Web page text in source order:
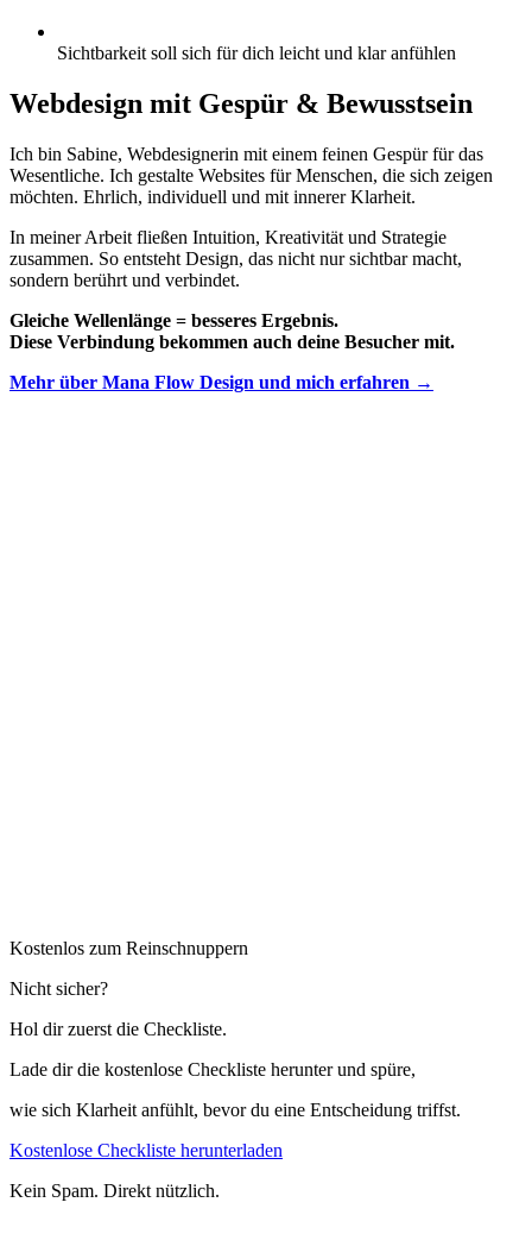
Sichtbarkeit soll sich für dich leicht und klar anfühlen
Webdesign mit Gespür & Bewusstsein
Ich bin Sabine, Webdesignerin mit einem feinen Gespür für das
Wesentliche. Ich gestalte Websites für Menschen, die sich zeigen
möchten. Ehrlich, individuell und mit innerer Klarheit.
In meiner Arbeit fließen Intuition, Kreativität und Strategie
zusammen. So entsteht Design, das nicht nur sichtbar macht,
sondern berührt und verbindet.
Gleiche Wellenlänge = besseres Ergebnis.
Diese Verbindung bekommen auch deine Besucher mit.
Mehr über Mana Flow Design und mich erfahren →
Kostenlos zum Reinschnuppern
Nicht sicher?
Hol dir zuerst die Checkliste.
Lade dir die kostenlose Checkliste herunter und spüre,
wie sich Klarheit anfühlt, bevor du eine Entscheidung triffst.
Kostenlose Checkliste herunterladen
Kein Spam. Direkt nützlich.